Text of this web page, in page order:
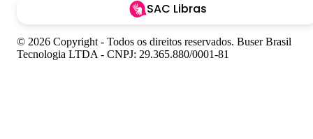
SAC Libras
© 2026 Copyright - Todos os direitos reservados. Buser Brasil
Tecnologia LTDA - CNPJ: 29.365.880/0001-81